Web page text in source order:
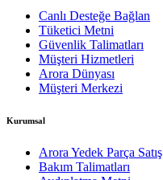
Canlı Desteğe Bağlan
Tüketici Metni
Güvenlik Talimatları
Müşteri Hizmetleri
Arora Dünyası
Müşteri Merkezi
Kurumsal
Arora Yedek Parça Satış
Bakım Talimatları